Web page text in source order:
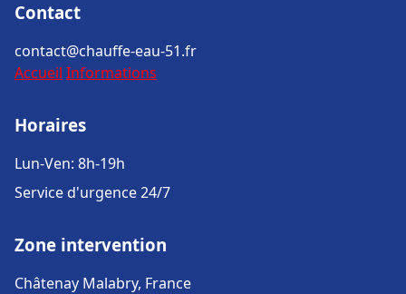
Contact
contact@chauffe-eau-51.fr
Accueil Informations
Horaires
Lun-Ven: 8h-19h
Service d'urgence 24/7
Zone intervention
Châtenay Malabry, France